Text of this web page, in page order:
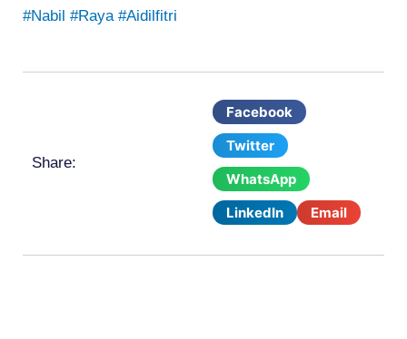
#Nabil #Raya #Aidilfitri
Share:
Facebook
Twitter
WhatsApp
LinkedIn
Email